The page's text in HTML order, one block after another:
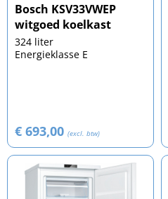
Bosch KSV33VWEP
witgoed koelkast
324 liter
Energieklasse E
€ 693,00 (excl. btw)